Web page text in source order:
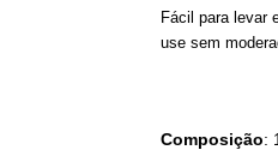
Fácil para levar
use sem
Composição: